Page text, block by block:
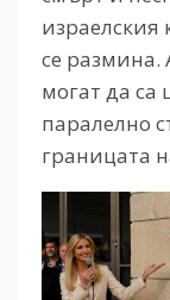
се
могат да са
паралелно
границата